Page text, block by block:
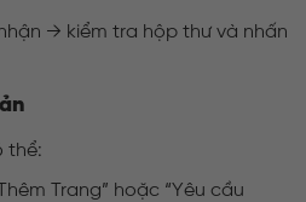
→ kiểm tra hộp thư và nhấn
thể:
Trang” hoặc “Yêu cầu